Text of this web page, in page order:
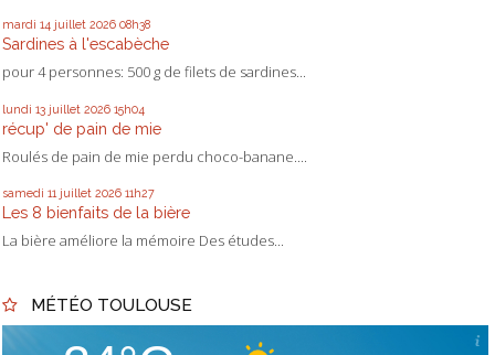
mardi 14 juillet 2026 08h38
Sardines à l'escabèche
pour 4 personnes: 500 g de filets de sardines...
lundi 13 juillet 2026 15h04
récup' de pain de mie
Roulés de pain de mie perdu choco-banane....
samedi 11 juillet 2026 11h27
Les 8 bienfaits de la bière
La bière améliore la mémoire Des études...
MÉTÉO TOULOUSE